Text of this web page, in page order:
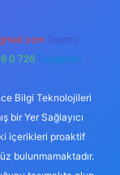
Teams:
0 726 Telegram:
Bilgi Teknolojileri
bir Yer Sağlayıcı
içerikleri proaktif
bulunmamaktadır.